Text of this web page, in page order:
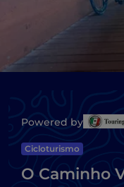
Powered by
Cicloturismo
O Caminho